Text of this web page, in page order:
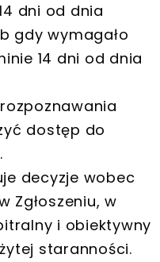
dni od dnia
gdy wymagało
14 dni od dnia
dostęp do
decyzje wobec
Zgłoszeniu, w
i obiektywny
staranności.